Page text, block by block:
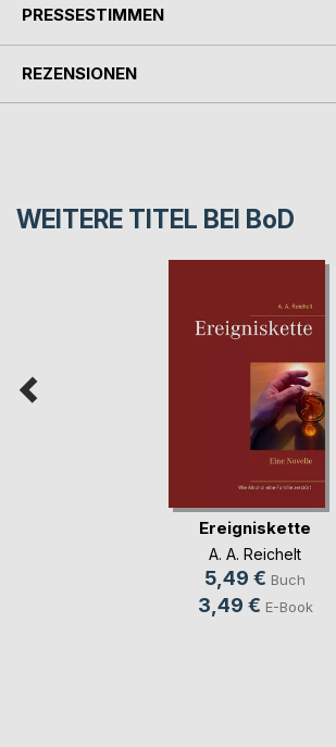
PRESSESTIMMEN
REZENSIONEN
WEITERE TITEL BEI BoD
Ereigniskette
A. A. Reichelt
5,49 € Buch
3,49 € E-Book